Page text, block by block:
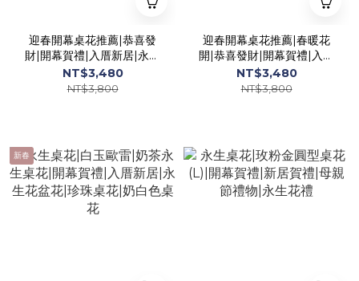
迎春開幕桌花推薦|恭喜發
財|開幕賀禮|入厝新居|永生
花盆花|過年桌花
NT$3,480
NT$3,800
迎春開幕桌花推薦|春暖花
開|恭喜發財|開幕賀禮|入厝
新居|永生花盆花|過年桌花
NT$3,480
NT$3,800
新春